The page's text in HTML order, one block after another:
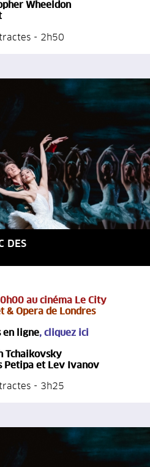
Wheeldon
- 2h50
DES
au cinéma Le City
& Opera de Londres
en ligne, cliquez ici
Tchaikovsky
Petipa et Lev Ivanov
- 3h25